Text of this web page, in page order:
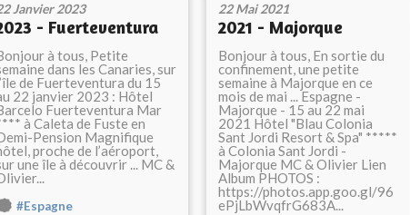
Janvier 2023
- Fuerteventura
à tous, Petite
dans les Canaries, sur
de Fuerteventura du 15
22 janvier 2023 : Hôtel
Fuerteventura Mar
à Caleta de Fuste en
Pension Magnifique
proche de l’aéroport,
une île à découvrir ... MC &
#Espagne
22 Mai 2021
2021 - Majorque
Bonjour à tous, En sortie du
confinement, une petite
semaine à Majorque en ce
mois de mai ... Espagne -
Majorque - 15 au 22 mai
2021 Hôtel "Blau Colonia
Sant Jordi Resort & Spa" *****
à Colonia Sant Jordi -
Majorque MC & Olivier Lien
Album PHOTOS :
https://photos.app.goo.gl/96
ePjLbWvqfrG683A...